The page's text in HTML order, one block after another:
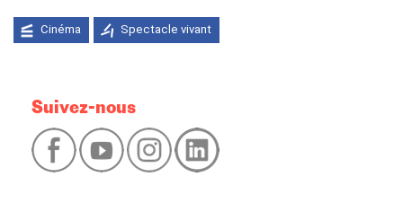
Cinéma Spectacle vivant
Suivez-nous